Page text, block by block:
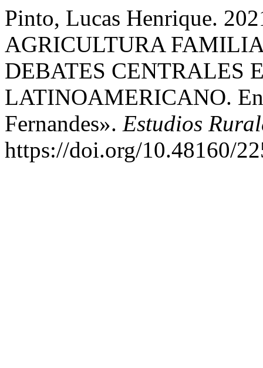
Pinto, Lucas Henrique.
AGRICULTURA
DEBATES CENTRALES
LATINOAMERICANO.
Fernandes». Estudios
https://doi.org/10.48160/